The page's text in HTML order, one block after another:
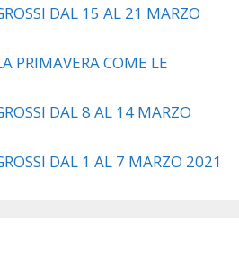
DAL 15 AL 21 MARZO
PRIMAVERA COME LE
DAL 8 AL 14 MARZO
DAL 1 AL 7 MARZO 2021